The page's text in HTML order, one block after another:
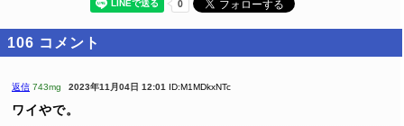
106 コメント
返信 743mg 2023年11月04日 12:01 ID:M1MDkxNTc
ワイやで。